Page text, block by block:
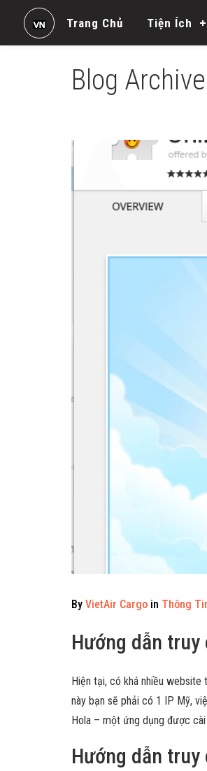
Trang Chủ Tiện Ích
Blog
By VietAir Cargo in Thông
Hướng dẫn truy
Hiện tại, có khá nhiều
này bạn sẽ phải có 1 IP Mỹ,
Hola – một ứng dụng được
Hướng dẫn